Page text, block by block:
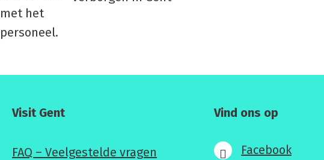
Visit Gent
FAQ – Veelgestelde vragen
Vind ons op
Facebook